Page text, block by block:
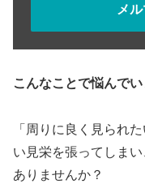
メ
こんなことで悩んで
「周りに良く見られ
い見栄を張ってしま
ありませんか？